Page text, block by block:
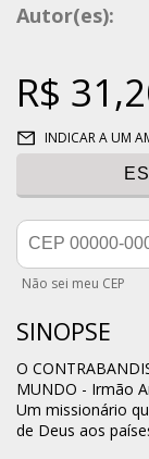
Autor(es):
R$
INDICAR A UM
Não sei meu CEP
SINOPSE
O
MUNDO - Irmão
Um missionário
de Deus aos